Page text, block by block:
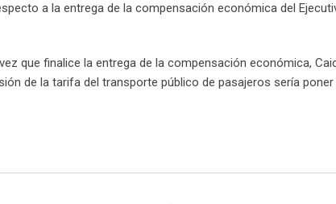
a la entrega de la compensación económica del
que finalice la entrega de la compensación económica,
de la tarifa del transporte público de pasajeros sería